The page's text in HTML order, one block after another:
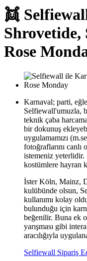
👯
Shrovetide,
Rose
Karnaval; parti,
Selfiewall'umuzla,
teknik çaba
bir dokunuş
uygulamamızı
fotoğraflarını canlı
istemeniz
kostümlere hayran
İster Köln, Mainz,
kulübünde olsun,
kullanımı kolay
bulunduğu için
beğenilir. Buna ek
yarışması gibi
aracılığıyla
Selfiewall Sipariş